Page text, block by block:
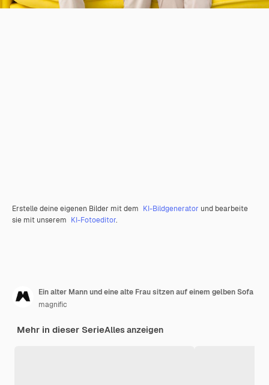
Erstelle deine eigenen Bilder mit dem KI-Bildgenerator und bearbeite
sie mit unserem KI-Fotoeditor.
Ein alter Mann und eine alte Frau sitzen auf einem gelben Sofa
magnific
Mehr in dieser SerieAlles anzeigen